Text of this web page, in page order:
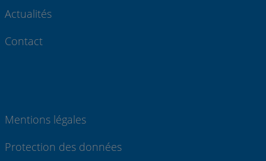
Actualités
Contact
Mentions légales
Protection des données